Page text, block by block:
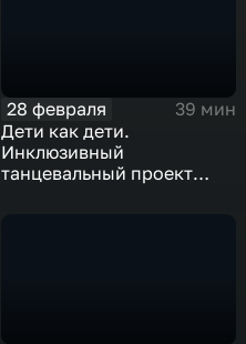
28 февраля
39 мин
Дети как дети.
Инклюзивный
танцевальный проект